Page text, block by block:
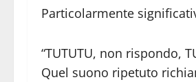
Particolarmente
“TUTUTU, non rispondo,
Quel suono ripetuto